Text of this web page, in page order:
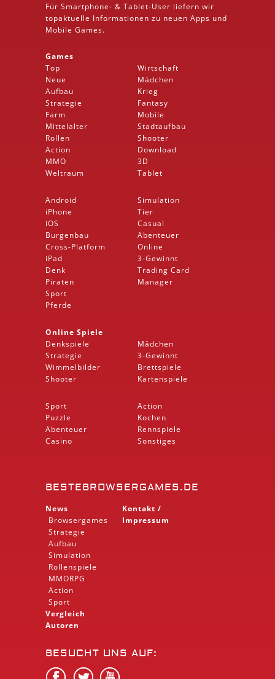
Für Smartphone- & Tablet-User liefern wir
topaktuelle Informationen zu neuen Apps und
Mobile Games.
Games
Top
Neue
Aufbau
Strategie
Farm
Mittelalter
Rollen
Action
MMO
Weltraum
Wirtschaft
Mädchen
Krieg
Fantasy
Mobile
Stadtaufbau
Shooter
Download
3D
Tablet
Android
iPhone
iOS
Burgenbau
Cross-Platform
iPad
Denk
Piraten
Sport
Pferde
Simulation
Tier
Casual
Abenteuer
Online
3-Gewinnt
Trading Card
Manager
Online Spiele
Denkspiele
Strategie
Wimmelbilder
Shooter
Mädchen
3-Gewinnt
Brettspiele
Kartenspiele
Sport
Puzzle
Abenteuer
Casino
Action
Kochen
Rennspiele
Sonstiges
BESTEBROWSERGAMES.DE
News
Browsergames
Strategie
Aufbau
Simulation
Rollenspiele
MMORPG
Action
Sport
Vergleich
Autoren
Kontakt /
Impressum
BESUCHT UNS AUF: